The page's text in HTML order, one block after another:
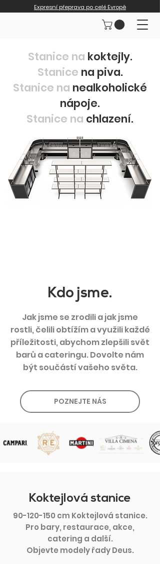
Expresní přeprava po celé Evropě
Stanice na koktejly.
Stanice na piva.
Stanice na nealkoholické
nápoje.
Stanice na chlazení.
Kdo jsme.
Jak jsme se zrodili a jak jsme
rostli, čelili obtížím a využili každé
příležitosti, abychom zlepšili svět
barů a cateringu. Dovolte nám
být součástí vašeho světa.
POZNEJTE NÁS
Koktejlová stanice
90-120-150 cm Koktejlová stanice.
Pro bary, restaurace, akce,
catering a další.
Objevte modely řady Deus.